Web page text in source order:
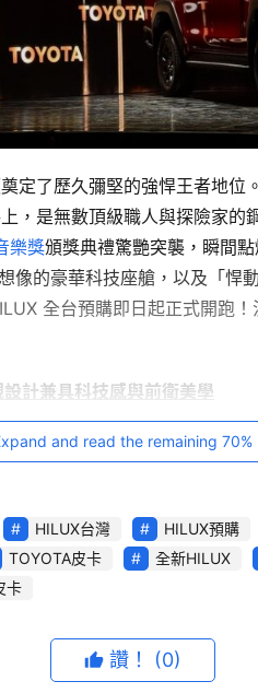
定了歷久彌堅的強悍王者地
，是無數頂級職人與探險家
樂獎
像的豪華科技座艙，以及「悍
全台預購即日起正式開跑
計兼具科技感與前衛美學
and read the remaining 70%
HILUX台灣 HILUX預購
TOYOTA皮卡 全新HILUX
卡
讚！ (0)